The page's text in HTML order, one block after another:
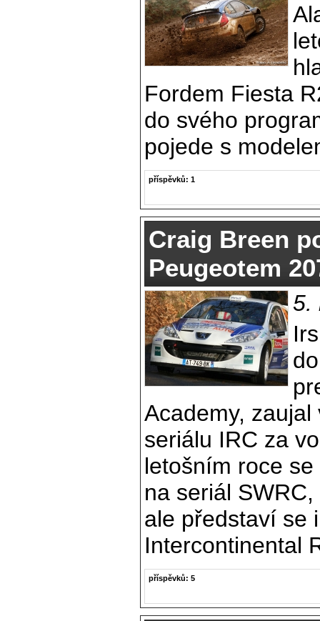
Fordem Fiesta
do svého
pojede s
příspěvků: 1
Craig Breen
Peugeotem
5.
Academy,
seriálu IRC za
letošním roce
na seriál
ale představí se
Intercontinental
příspěvků: 5